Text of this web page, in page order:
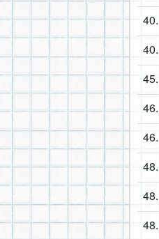
40.
40.
45.
46.
46.
48.
48.
48.